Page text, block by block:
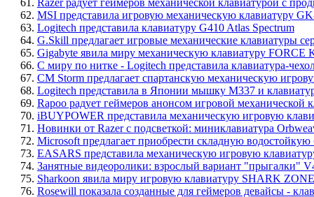
62. MSI представила игровую механическую клавиатуру
63. Logitech представила клавиатуру G410 Atlas Spectrum
64. G.Skill предлагает игровые механические клавиатуры
65. Gigabyte явила миру механическую клавиатуру FORCE
66. С миру по нитке - Logitech представила клавиатура-
67. CM Storm предлагает спартанскую механическую
68. Logitech представила в Японии мышку M337 и
69. Rapoo радует геймеров анонсом игровой
70. iBUYPOWER представила механическую игровую
71. Новинки от Razer с подсветкой: миниклавиатура
72. Microsoft предлагает приобрести складную
73. EASARS представила механическую игровую
74. Занятные видеоролики: взрослый вариант "прыгалки"
75. Sharkoon явила миру игровую клавиатуру SHARK
76. Rosewill показала созданные для геймеров девайсы -